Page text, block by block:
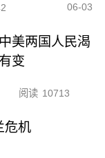
06-03
美两国人民渴
变
阅读 10713
危机